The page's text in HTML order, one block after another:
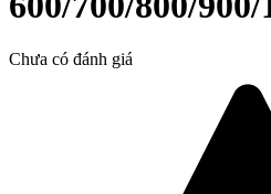
Chưa có đánh giá